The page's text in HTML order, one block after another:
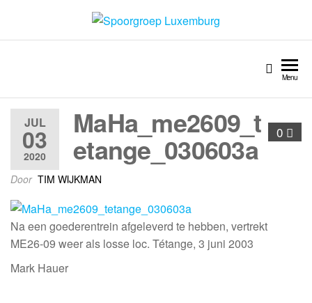
Spoorgroep Luxemburg
Menu
JUL
03
2020
0
MaHa_me2609_t
etange_030603a
Door TIM WIJKMAN
Na een goederentrein afgeleverd te hebben, vertrekt
ME26-09 weer als losse loc. Tétange, 3 juni 2003
Mark Hauer